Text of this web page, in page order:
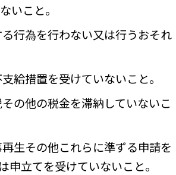
いこと。
行為を行わない又は行うおそれ
給措置を受けていないこと。
の他の税金を滞納していないこ
生その他これらに準ずる申請を
申立てを受けていないこと。